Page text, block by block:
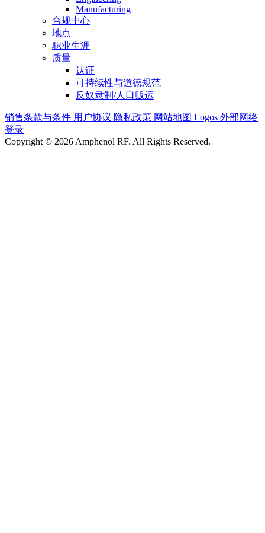
Manufacturing
合规中心
地点
职业生涯
质量
认证
可持续性与道德规范
反奴隶制/人口贩运
销售条款与条件 用户协议 隐私政策 网站地图 Logos 外部网络
登录
Copyright © 2026 Amphenol RF. All Rights Reserved.